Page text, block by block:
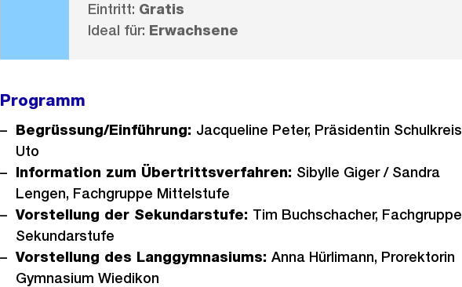
Eintritt: Gratis
Ideal für: Erwachsene
Programm
Begrüssung/Einführung: Jacqueline Peter, Präsidentin Schulkreis
Uto
Information zum Übertrittsverfahren: Sibylle Giger / Sandra
Lengen, Fachgruppe Mittelstufe
Vorstellung der Sekundarstufe: Tim Buchschacher, Fachgruppe
Sekundarstufe
Vorstellung des Langgymnasiums: Anna Hürlimann, Prorektorin
Gymnasium Wiedikon